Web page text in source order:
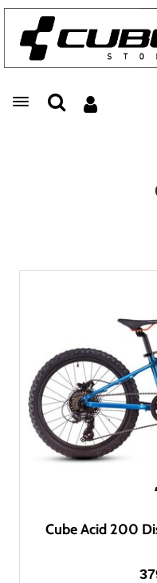
Toggle navigation
Cube Acid 200